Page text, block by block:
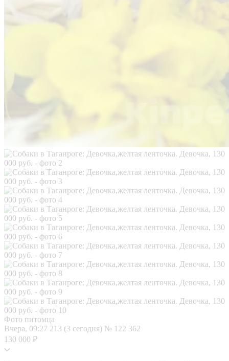
Фото питомца
Вчера, 09:27 213 (3 сегодня) № 122 362
130 000 ₽